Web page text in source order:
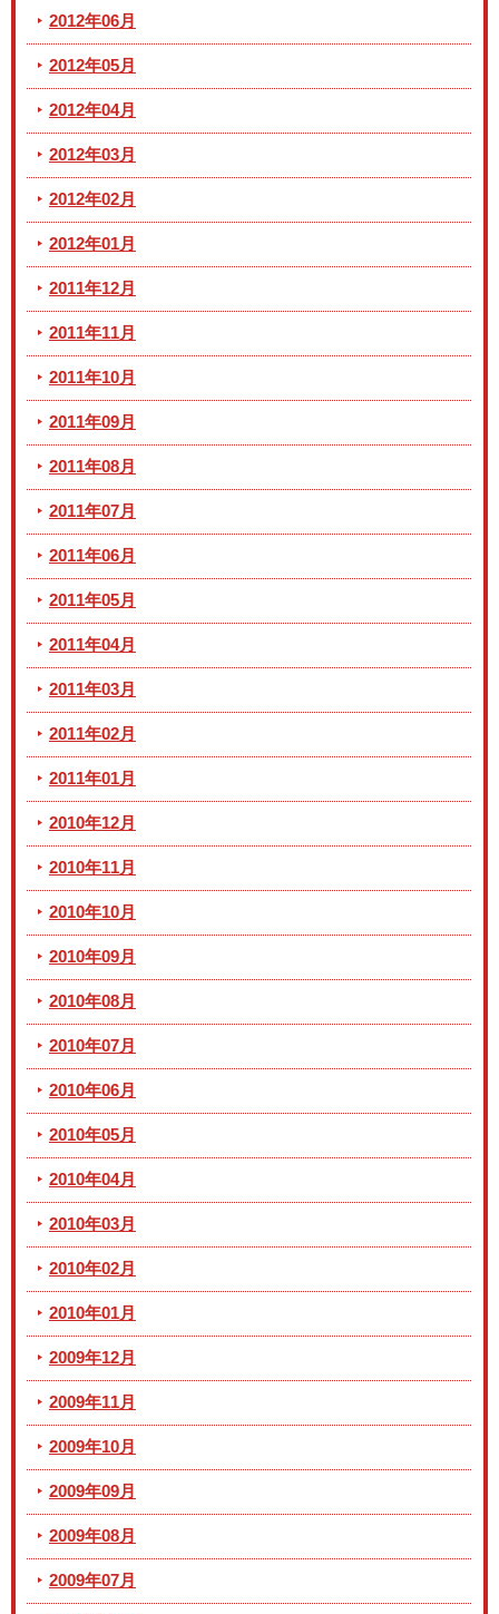
2012年06月
2012年05月
2012年04月
2012年03月
2012年02月
2012年01月
2011年12月
2011年11月
2011年10月
2011年09月
2011年08月
2011年07月
2011年06月
2011年05月
2011年04月
2011年03月
2011年02月
2011年01月
2010年12月
2010年11月
2010年10月
2010年09月
2010年08月
2010年07月
2010年06月
2010年05月
2010年04月
2010年03月
2010年02月
2010年01月
2009年12月
2009年11月
2009年10月
2009年09月
2009年08月
2009年07月